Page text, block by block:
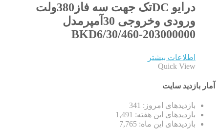
درایو DCتک جهت سه فاز380ولت
ورودی وخروجی 30آمپرمدل
BKD6/30/460-203000000
اطلاعات بیشتر
Quick View
آمار بازدید سایت
بازدیدهای امروز: 341
بازدیدهای این هفته: 1,491
بازدیدهای این ماه: 7,765